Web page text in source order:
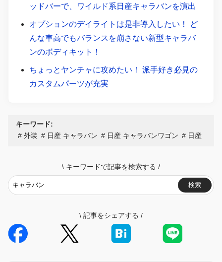
ッドバーで、ワイルド系日産キャラバンを演出
オプションのデイライトは是非導入したい！ ど
んな車高でもバランスを崩さない新型キャラバ
ンのボディキット！
ちょっとヤンチャに攻めたい！ 派手好き必見の
カスタムパーツが充実
キーワード:
外装
日産 キャラバン 日産 キャラバンワゴン 日産
\ キーワードで記事を検索する /
検索
\ 記事をシェアする /